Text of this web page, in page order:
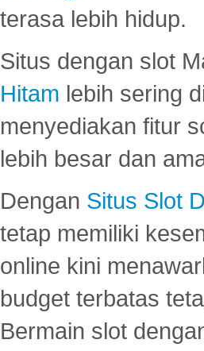
terasa lebih hidup.
Situs dengan slot
Hitam lebih sering
menyediakan fitur
lebih besar dan
Dengan Situs Slot
tetap memiliki
online kini
budget terbatas
Bermain slot